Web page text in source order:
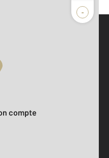
-
compte